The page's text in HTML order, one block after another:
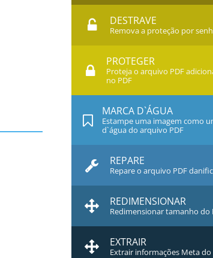
DESTRAVE
Remova a proteção por
PROTEGER
Proteja o arquivo PDF
no PDF
MARCA D`ÁGUA
Estampe uma imagem como
d`água do arquivo PDF
REPARE
Repare o arquivo PDF
REDIMENSIONAR
Redimensionar tamanho do
EXTRAIR
Extrair informações Meta do